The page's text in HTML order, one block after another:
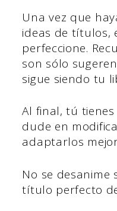
Una vez que
ideas de títulos,
perfeccione.
son sólo
sigue siendo tu
Al final, tú
dude en
adaptarlos
No se desanime
título perfecto